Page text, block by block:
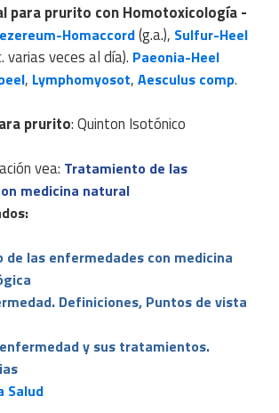
para prurito conHomotoxicología-
Homaccord(g.a.), Sulfur-Heel
varias veces al día). Paeonia-Heel
, Lymphomyosot, Aesculus comp.
prurito: Quinton Isotónico
vea: Tratamiento de las
medicina natural
las enfermedades con medicina
Definiciones, Puntos de vista
y sus tratamientos.
Salud